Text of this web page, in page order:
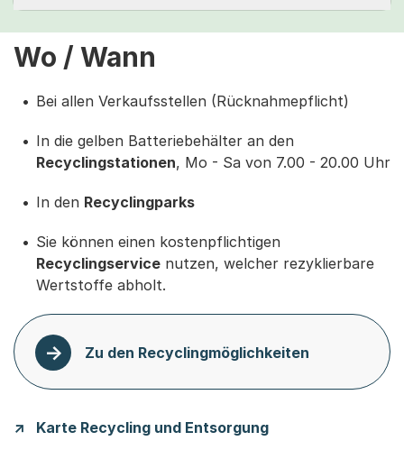
Wo / Wann
Bei allen Verkaufsstellen (Rücknahmepflicht)
In die gelben Batteriebehälter an den
Recyclingstationen, Mo - Sa von 7.00 - 20.00 Uhr
In den Recyclingparks
Sie können einen kostenpflichtigen
Recyclingservice nutzen, welcher rezyklierbare
Wertstoffe abholt.
Zu den Recyclingmöglichkeiten
Karte Recycling und Entsorgung